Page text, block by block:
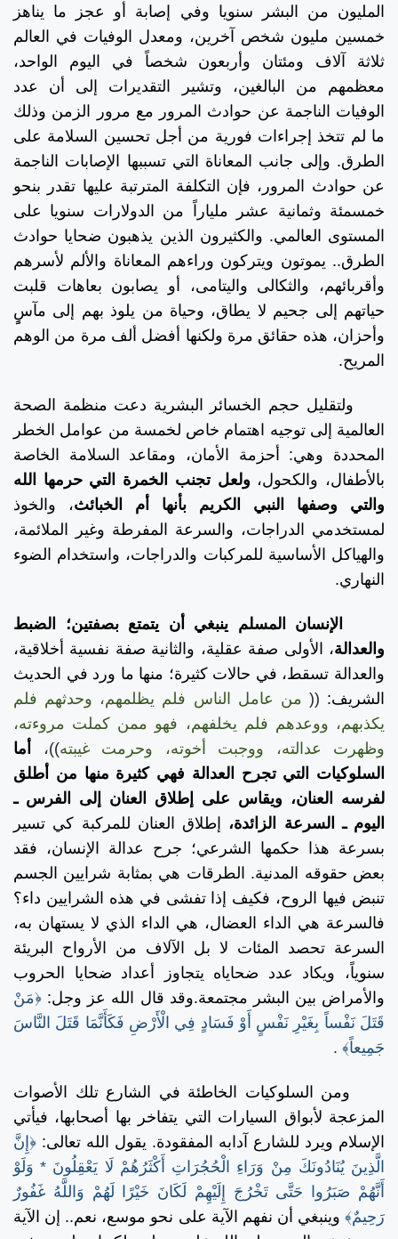
المليون من البشر سنويا وفي إصابة أو عجز ما يناهز
خمسين مليون شخص آخرين، ومعدل الوفيات في العالم
ثلاثة آلاف ومئتان وأربعون شخصاً في اليوم الواحد،
معظمهم من البالغين، وتشير التقديرات إلى أن عدد
الوفيات الناجمة عن حوادث المرور مع مرور الزمن وذلك
ما لم تتخذ إجراءات فورية من أجل تحسين السلامة على
الطرق. وإلى جانب المعاناة التي تسببها الإصابات الناجمة
عن حوادث المرور، فإن التكلفة المترتبة عليها تقدر بنحو
خمسمئة وثمانية عشر ملياراً من الدولارات سنويا على
المستوى العالمي. والكثيرون الذين يذهبون ضحايا حوادث
الطرق.. يموتون ويتركون وراءهم المعاناة والألم لأسرهم
وأقربائهم، والثكالى واليتامى، أو يصابون بعاهات قلبت
حياتهم إلى جحيم لا يطاق، وحياة من يلوذ بهم إلى مآسٍٍ
وأحزان، هذه حقائق مرة ولكنها أفضل ألف مرة من الوهم
المريح.
ولتقليل حجم الخسائر البشرية دعت منظمة الصحة
العالمية إلى توجيه اهتمام خاص لخمسة من عوامل الخطر
المحددة وهي: أحزمة الأمان، ومقاعد السلامة الخاصة
بالأطفال، والكحول، ولعل تجنب الخمرة التي حرمها الله
والتي وصفها النبي الكريم بأنها أم الخبائث، والخوذ
لمستخدمي الدراجات، والسرعة المفرطة وغير الملائمة،
والهياكل الأساسية للمركبات والدراجات، واستخدام الضوء
النهاري.
الإنسان المسلم ينبغي أن يتمتع بصفتين؛ الضبط
والعدالة، الأولى صفة عقلية، والثانية صفة نفسية أخلاقية،
والعدالة تسقط، في حالات كثيرة؛ منها ما ورد في الحديث
الشريف: (( من عامل الناس فلم يظلمهم، وحدثهم فلم
يكذبهم، ووعدهم فلم يخلفهم، فهو ممن كملت مروءته،
وظهرت عدالته، ووجبت أخوته، وحرمت غيبته))،
أما
السلوكيات التي تجرح العدالة فهي كثيرة منها من أطلق
لفرسه العنان، ويقاس على إطلاق العنان إلى الفرس ـ
اليوم ـ السرعة الزائدة، إطلاق العنان للمركبة كي تسير
بسرعة هذا حكمها الشرعي؛ جرح عدالة الإنسان، فقد
بعض حقوقه المدنية.
الطرقات هي بمثابة شرايين الجسم
تنبض فيها الروح، فكيف إذا تفشى في هذه الشرايين داء؟
فالسرعة هي الداء العضال، هي الداء الذي لا يستهان به،
السرعة تحصد المئات لا بل الآلاف من الأرواح البريئة
سنوياً، ويكاد عدد ضحاياه يتجاوز أعداد ضحايا الحروب
والأمراض بين البشر مجتمعة.وقد قال الله عز وجل: ﴿مَنْ
قَتَلَ نَفْساً بِغَيْرِ نَفْسٍ أَوْ فَسَادٍ فِي الْأَرْضِ فَكَأَنَّمَا قَتَلَ النَّاسَ
جَمِيعاً﴾ .
ومن السلوكيات الخاطئة في الشارع تلك الأصوات
المزعجة لأبواق السيارات التي يتفاخر بها أصحابها، فيأتي
الإسلام ويرد للشارع آدابه المفقودة. يقول الله تعالى: ﴿إِنَّ
الَّذِينَ يُنَادُونَكَ مِنْ وَرَاءِ الْحُجُرَاتِ أَكْثَرُهُمْ لَا يَعْقِلُونَ * وَلَوْ
أَنَّهُمْ صَبَرُوا حَتَّى تَخْرُجَ إِلَيْهِمْ لَكَانَ خَيْرًا لَهُمْ وَاللَّهُ غَفُورٌ
رَحِيمٌ﴾ وينبغي أن نفهم الآية على نحو موسع، نعم.. إن الآية